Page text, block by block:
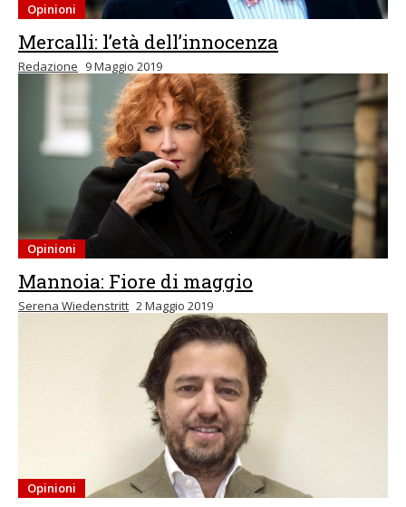
Opinioni
Mercalli: l’età dell’innocenza
Redazione 9 Maggio 2019
Opinioni
Mannoia: Fiore di maggio
Serena Wiedenstritt 2 Maggio 2019
Opinioni